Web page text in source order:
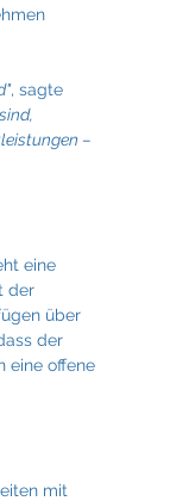
, sagte
–
eine
der
über
der
eine offene
mit